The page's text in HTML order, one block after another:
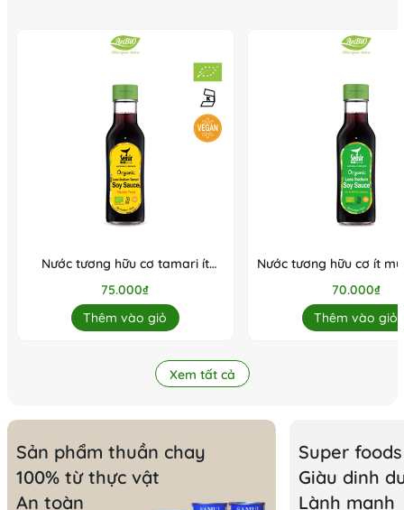
Nước tương hữu cơ tamari ít
75.000₫
Thêm vào giỏ
Nước tương hữu cơ ít
70.000₫
Thêm vào giỏ
Xem tất cả
Sản phẩm thuần chay
100% từ thực vật
An toàn
Super foods
Giàu dinh
Lành mạnh